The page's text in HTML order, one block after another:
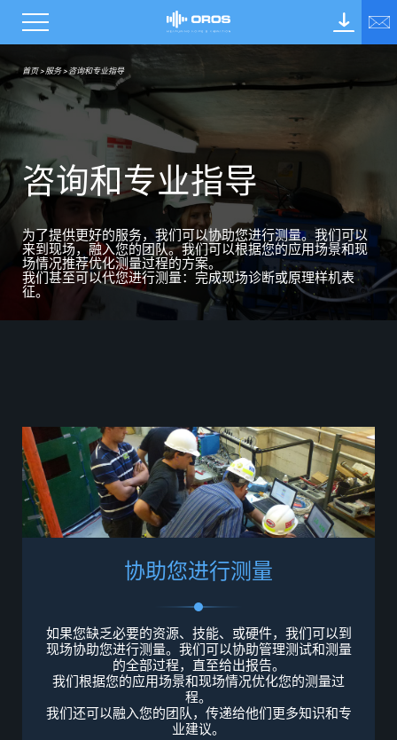
首页>服务>咨询和专业指导
咨询和专业指导
为了提供更好的服务，我们可以协助您进行测量。我们可以
来到现场，融入您的团队。我们可以根据您的应用场景和现
场情况推荐优化测量过程的方案。
我们甚至可以代您进行测量： 完成现场诊断或原理样机表
征。
协助您进行测 量
如果您缺乏必要的资源、技能、 或硬件，我们可以到
现场协助您进行测量。我们可以协助管理测试和测量
的全部过程， 直至给出报告。
我们根据您的应用场景和现场情况优化您的测量过
程。
我们还可以融入您的团队，传递给他们更多知识和专
业建议。